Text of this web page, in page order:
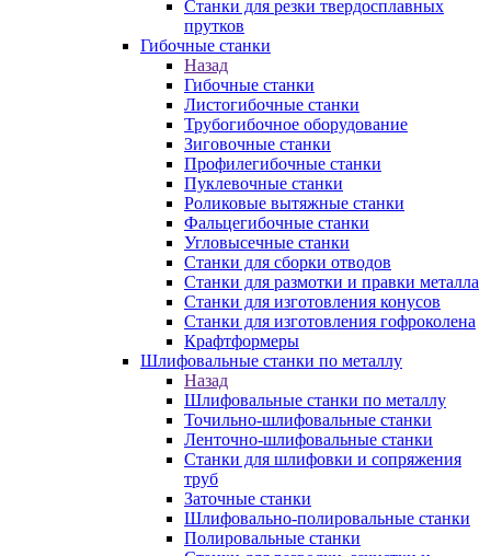
Станки для резки твердосплавных
прутков
Гибочные станки
Назад
Гибочные станки
Листогибочные станки
Трубогибочное оборудование
Зиговочные станки
Профилегибочные станки
Пуклевочные станки
Роликовые вытяжные станки
Фальцегибочные станки
Угловысечные станки
Станки для сборки отводов
Станки для размотки и правки металла
Станки для изготовления конусов
Станки для изготовления гофроколена
Крафтформеры
Шлифовальные станки по металлу
Назад
Шлифовальные станки по металлу
Точильно-шлифовальные станки
Ленточно-шлифовальные станки
Станки для шлифовки и сопряжения
труб
Заточные станки
Шлифовально-полировальные станки
Полировальные станки